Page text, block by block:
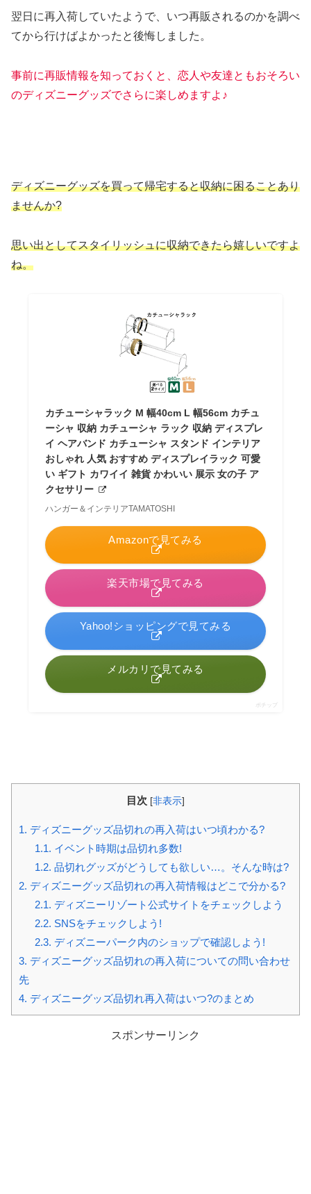
翌日に再入荷していたようで、いつ再販されるのかを調べ
てから行けばよかったと後悔しました。
事前に再販情報を知っておくと、恋人や友達ともおそろい
のディズニーグッズでさらに楽しめますよ♪
ディズニーグッズを買って帰宅すると収納に困ることあり
ませんか?
思い出としてスタイリッシュに収納できたら嬉しいですよ
ね。
カチューシャラック M 幅40cm L 幅56cm カチュ
ーシャ 収納 カチューシャ ラック 収納 ディスプレ
イ ヘアバンド カチューシャ スタンド インテリア
おしゃれ 人気 おすすめ ディスプレイラック 可愛
い ギフト カワイイ 雑貨 かわいい 展示 女の子 ア
クセサリー
ハンガー＆インテリアTAMATOSHI
Amazonで見てみる
楽天市場で見てみる
Yahoo!ショッピングで見てみる
メルカリで見てみる
ポチップ
目次 [非表示]
1. ディズニーグッズ品切れの再入荷はいつ頃わかる?
1.1. イベント時期は品切れ多数!
1.2. 品切れグッズがどうしても欲しい…。そんな時は?
2. ディズニーグッズ品切れの再入荷情報はどこで分かる?
2.1. ディズニーリゾート公式サイトをチェックしよう
2.2. SNSをチェックしよう!
2.3. ディズニーパーク内のショップで確認しよう!
3. ディズニーグッズ品切れの再入荷についての問い合わせ
先
4. ディズニーグッズ品切れ再入荷はいつ?のまとめ
スポンサーリンク